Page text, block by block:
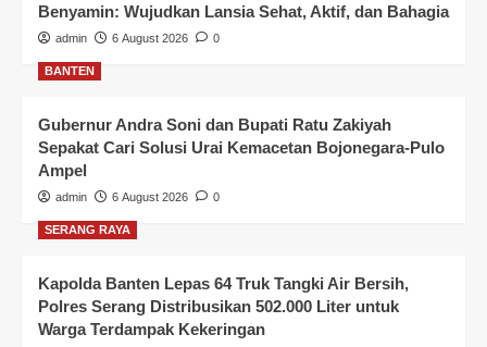
Benyamin: Wujudkan Lansia Sehat, Aktif, dan Bahagia
admin 6 August 2026 0
BANTEN
Gubernur Andra Soni dan Bupati Ratu Zakiyah
Sepakat Cari Solusi Urai Kemacetan Bojonegara-Pulo
Ampel
admin 6 August 2026 0
SERANG RAYA
Kapolda Banten Lepas 64 Truk Tangki Air Bersih,
Polres Serang Distribusikan 502.000 Liter untuk
Warga Terdampak Kekeringan